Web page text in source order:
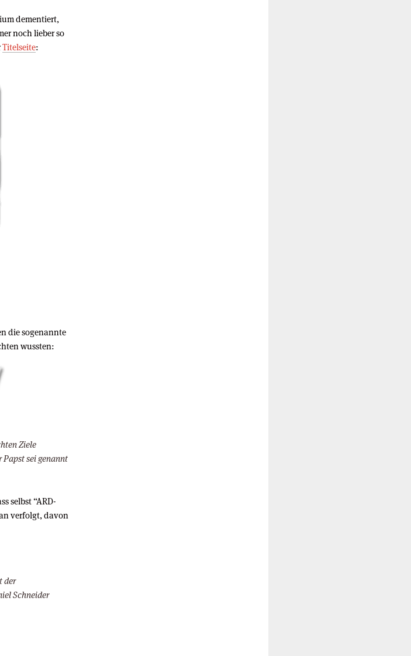
dementiert,
noch lieber so
Titelseite:
die sogenannte
wussten:
Ziele
Papst sei genannt
selbst “ARD-
verfolgt, davon
der
Schneider